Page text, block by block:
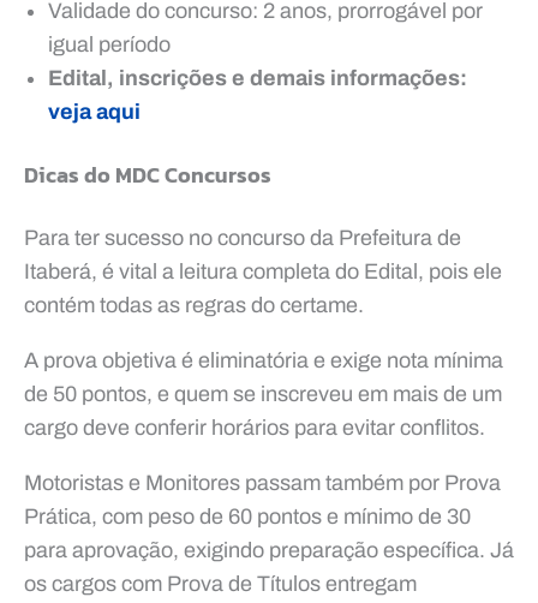
Validade do concurso: 2 anos, prorrogável por
igual período
Edital, inscrições e demais informações:
veja aqui
Dicas do MDC Concursos
Para ter sucesso no concurso da Prefeitura de
Itaberá, é vital a leitura completa do Edital, pois ele
contém todas as regras do certame.
A prova objetiva é eliminatória e exige nota mínima
de 50 pontos, e quem se inscreveu em mais de um
cargo deve conferir horários para evitar conflitos.
Motoristas e Monitores passam também por Prova
Prática, com peso de 60 pontos e mínimo de 30
para aprovação, exigindo preparação específica. Já
os cargos com Prova de Títulos entregam